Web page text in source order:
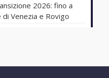
2026: fino a
Venezia e Rovigo